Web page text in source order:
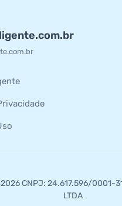
CNPJ: 24.617.596/0001-31
LTDA